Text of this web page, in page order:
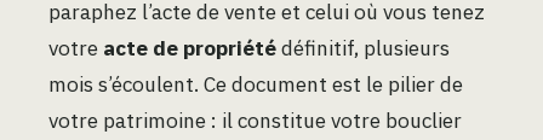
paraphez l’acte de vente et celui où vous tenez
votre acte de propriétédéfinitif, plusieurs
mois s’écoulent. Ce document est le pilier de
votre patrimoine : il constitue votre bouclier